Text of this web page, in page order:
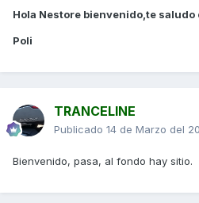
Hola Nestore bienvenido,te saludo
Poli
TRANCELINE
Publicado 14 de Marzo del
Bienvenido, pasa, al fondo hay sitio.